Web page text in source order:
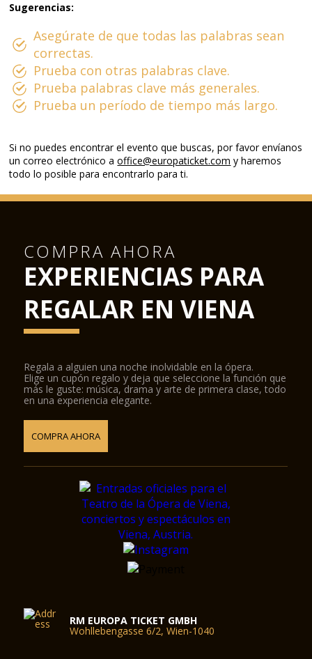
Sugerencias:
Asegúrate de que todas las palabras sean
correctas.
Prueba con otras palabras clave.
Prueba palabras clave más generales.
Prueba un período de tiempo más largo.
Si no puedes encontrar el evento que buscas, por favor envíanos
un correo electrónico aoffice@europaticket.com y haremos
todo lo posible para encontrarlo para ti.
COMPRA AHORA
EXPERIENCIAS PARA
REGALAR EN VIENA
Regala a alguien una noche inolvidable en la ópera.
Elige un cupón regalo y deja que seleccione la función que
más le guste: música, drama y arte de primera clase, todo
en una experiencia elegante.
COMPRA AHORA
RM EUROPA TICKET GMBH
Wohllebengasse 6/2, Wien-1040